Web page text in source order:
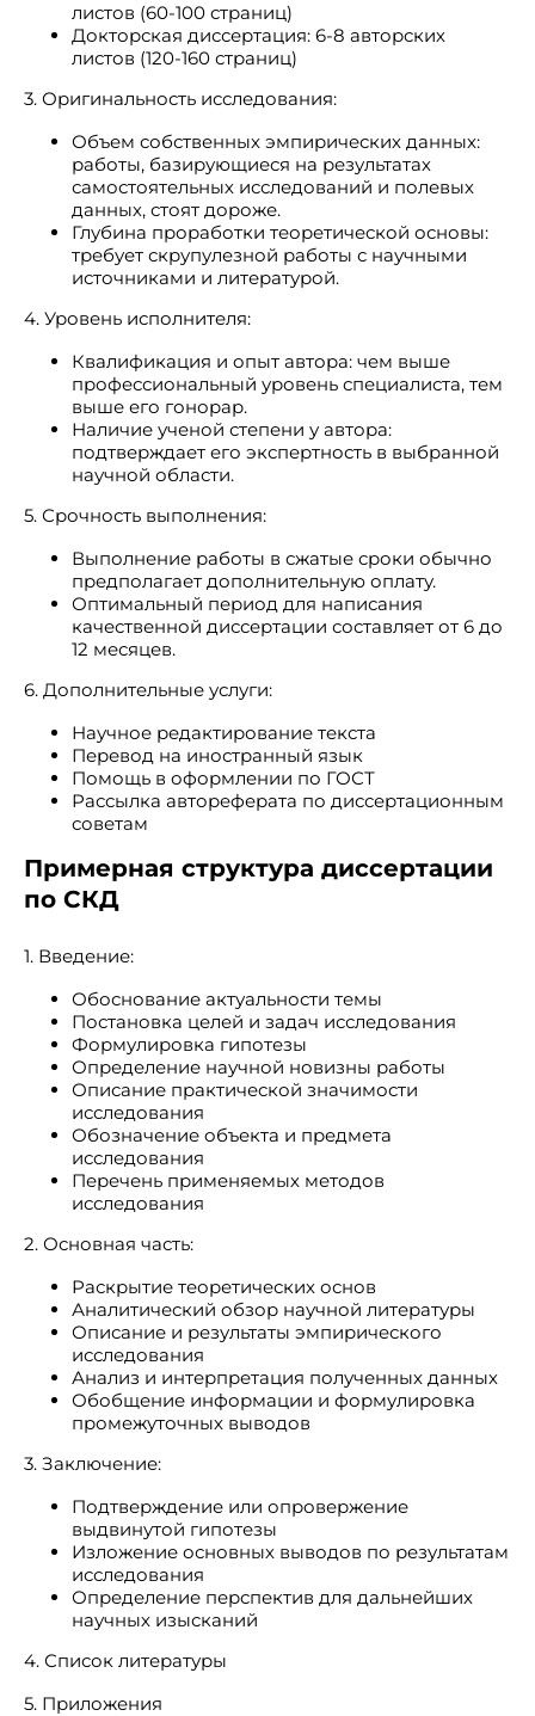
листов (60-100 страниц)
Докторская диссертация: 6-8 авторских
листов (120-160 страниц)
3. Оригинальность исследования:
Объем собственных эмпирических данных:
работы, базирующиеся на результатах
самостоятельных исследований и полевых
данных, стоят дороже.
Глубина проработки теоретической основы:
требует скрупулезной работы с научными
источниками и литературой.
4. Уровень исполнителя:
Квалификация и опыт автора: чем выше
профессиональный уровень специалиста, тем
выше его гонорар.
Наличие ученой степени у автора:
подтверждает его экспертность в выбранной
научной области.
5. Срочность выполнения:
Выполнение работы в сжатые сроки обычно
предполагает дополнительную оплату.
Оптимальный период для написания
качественной диссертации составляет от 6 до
12 месяцев.
6. Дополнительные услуги:
Научное редактирование текста
Перевод на иностранный язык
Помощь в оформлении по ГОСТ
Рассылка автореферата по диссертационным
советам
Примерная структура диссертации
по СКД
1. Введение:
Обоснование актуальности темы
Постановка целей и задач исследования
Формулировка гипотезы
Определение научной новизны работы
Описание практической значимости
исследования
Обозначение объекта и предмета
исследования
Перечень применяемых методов
исследования
2. Основная часть:
Раскрытие теоретических основ
Аналитический обзор научной литературы
Описание и результаты эмпирического
исследования
Анализ и интерпретация полученных данных
Обобщение информации и формулировка
промежуточных выводов
3. Заключение:
Подтверждение или опровержение
выдвинутой гипотезы
Изложение основных выводов по результатам
исследования
Определение перспектив для дальнейших
научных изысканий
4. Список литературы
5. Приложения